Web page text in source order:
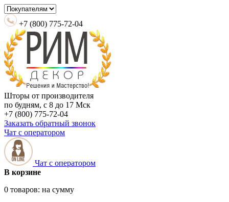
+7 (800) 775-72-04
Шторы от производителя
по будням, с 8 до 17 Мск
+7 (800) 775-72-04
Заказать обратный звонок
Чат с оператором
Чат с оператором
В корзине
0 товаров: на сумму